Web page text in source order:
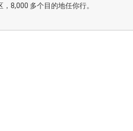
，8,000 多个目的地任你行。